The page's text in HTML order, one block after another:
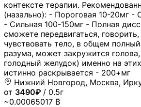
контексте терапии.
(назально): - Пороговая 10-20мг -
- Сильная 100-150мг - Полная
сможете передвигаться,
чувствовать тело, в общем
разума, может закружится
голодный желудок) именно на
истинно раскрывается - 200+мг
Нижний Новгород, Москва,
от 3490₽ / 0.5г
~0.00065017 ₿